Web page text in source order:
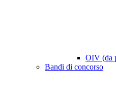
OIV (da
Bandi di concorso